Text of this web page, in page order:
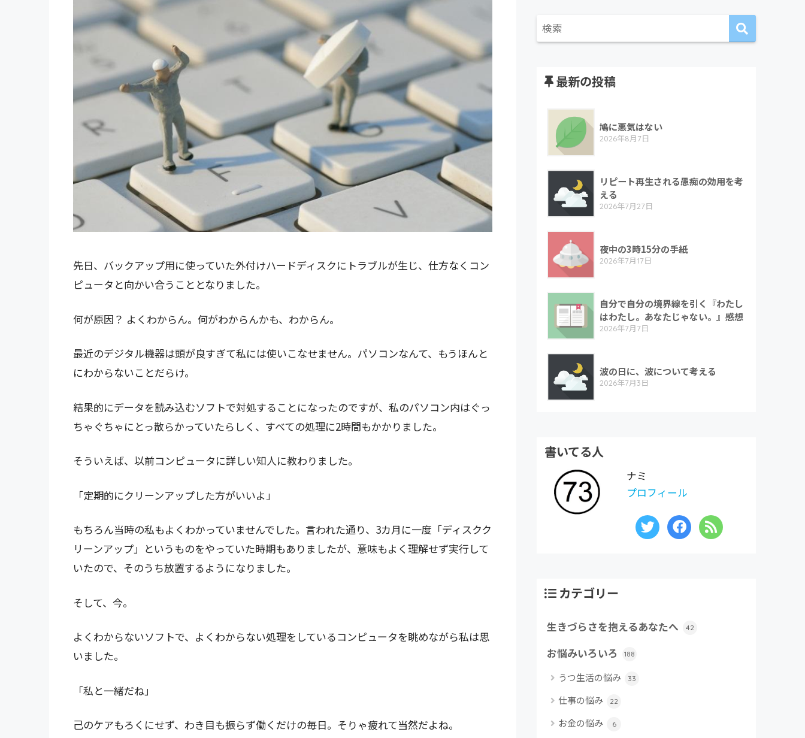
先日、バックアップ用に使っていた外付けハードディスクにトラブルが生じ、仕方なくコン
ピュータと向かい合うこととなりました。
何が原因？ よくわからん。何がわからんかも、わからん。
最近のデジタル機器は頭が良すぎて私には使いこなせません。パソコンなんて、もうほんと
にわからないことだらけ。
結果的にデータを読み込むソフトで対処することになったのですが、私のパソコン内はぐっ
ちゃぐちゃにとっ散らかっていたらしく、すべての処理に2時間もかかりました。
そういえば、以前コンピュータに詳しい知人に教わりました。
「定期的にクリーンアップした方がいいよ」
もちろん当時の私もよくわかっていませんでした。言われた通り、3カ月に一度「ディスクク
リーンアップ」というものをやっていた時期もありましたが、意味もよく理解せず実行して
いたので、そのうち放置するようになりました。
そして、今。
よくわからないソフトで、よくわからない処理をしているコンピュータを眺めながら私は思
いました。
「私と一緒だね」
己のケアもろくにせず、わき目も振らず働くだけの毎日。そりゃ疲れて当然だよね。
最新の投稿
鳩に悪気はない
2026年8月7日
リピート再生される愚痴の効用を考
える
2026年7月27日
夜中の3時15分の手紙
2026年7月17日
自分で自分の境界線を引く『わたし
はわたし。あなたじゃない。』感想
2026年7月7日
波の日に、波について考える
2026年7月3日
書いてる人
ナミ
プロフィール
カテゴリー
生きづらさを抱えるあなたへ 42
お悩みいろいろ 188
うつ生活の悩み 33
仕事の悩み 22
お金の悩み 6